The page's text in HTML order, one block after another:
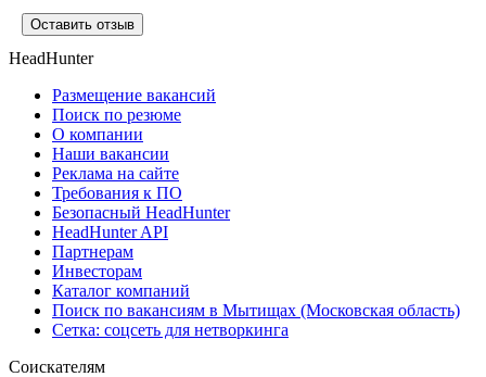
Оставить отзыв
HeadHunter
Размещение вакансий
Поиск по резюме
О компании
Наши вакансии
Реклама на сайте
Требования к ПО
Безопасный HeadHunter
HeadHunter API
Партнерам
Инвесторам
Каталог компаний
Поиск по вакансиям в Мытищах (Московская область)
Сетка: соцсеть для нетворкинга
Соискателям